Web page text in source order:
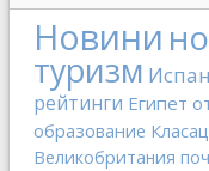
Новини
туризм
рейтинги Египет
образование
Великобритания